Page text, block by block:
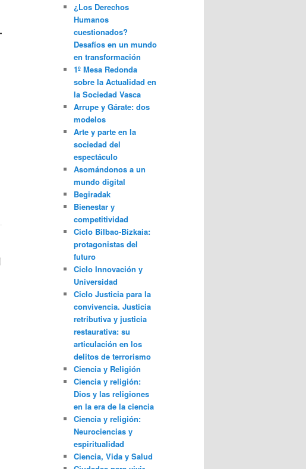
¿Los Derechos
Humanos
cuestionados?
Desafíos en un mundo
en transformación
1º Mesa Redonda
sobre la Actualidad en
la Sociedad Vasca
Arrupe y Gárate: dos
modelos
Arte y parte en la
sociedad del
espectáculo
Asomándonos a un
mundo digital
Begiradak
Bienestar y
competitividad
Ciclo Bilbao-Bizkaia:
protagonistas del
futuro
Ciclo Innovación y
Universidad
Ciclo Justicia para la
convivencia. Justicia
retributiva y justicia
restaurativa: su
articulación en los
delitos de terrorismo
Ciencia y Religión
Ciencia y religión:
Dios y las religiones
en la era de la ciencia
Ciencia y religión:
Neurociencias y
espiritualidad
Ciencia, Vida y Salud